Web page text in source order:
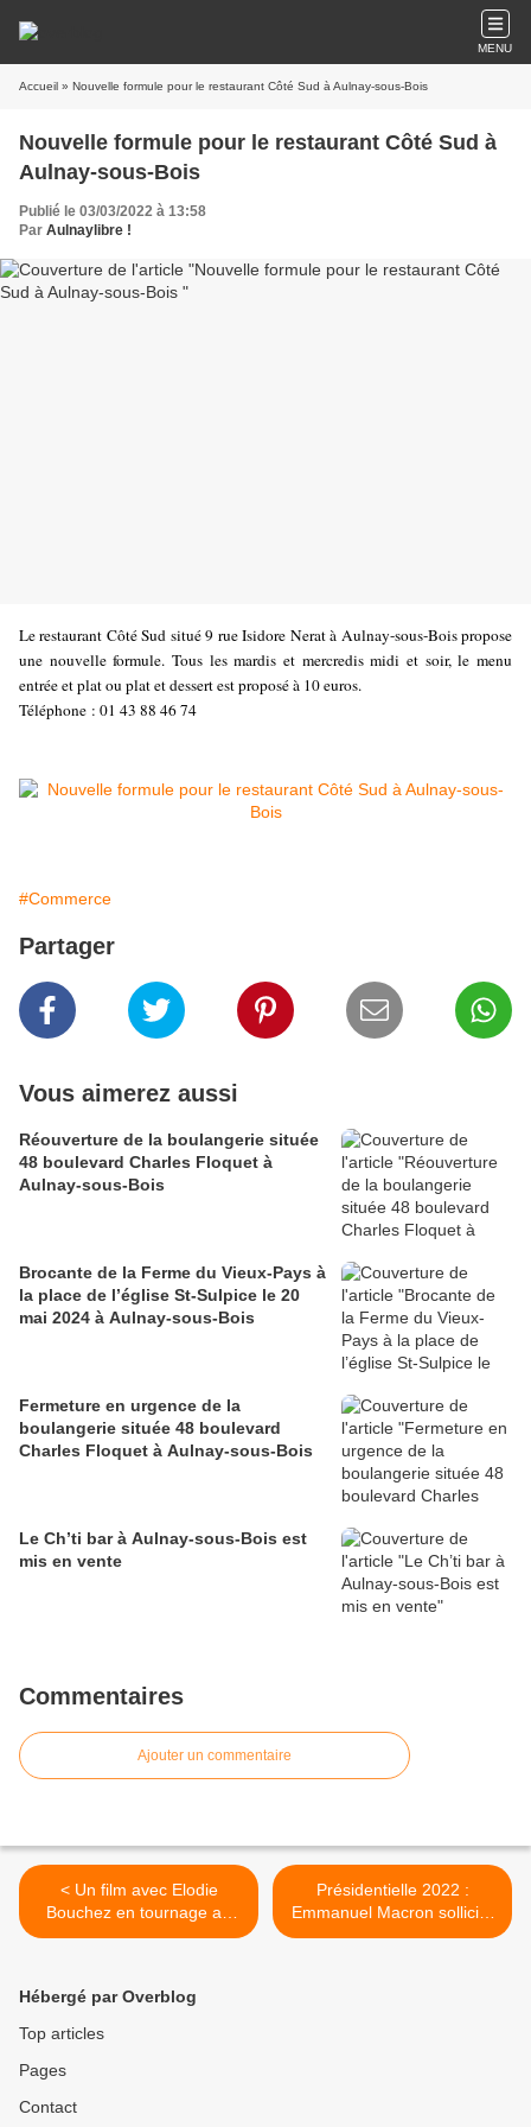
MENU
Accueil » Nouvelle formule pour le restaurant Côté Sud à Aulnay-sous-Bois
Nouvelle formule pour le restaurant Côté Sud à
Aulnay-sous-Bois
Publié le 03/03/2022 à 13:58
Par Aulnaylibre !
Le restaurant Côté Sud situé 9 rue Isidore Nerat à Aulnay-sous-Bois propose
une nouvelle formule. Tous les mardis et mercredis midi et soir, le menu
entrée et plat ou plat et dessert est proposé à 10 euros.
Téléphone : 01 43 88 46 74
#Commerce
Partager
Vous aimerez aussi
Réouverture de la boulangerie située
48 boulevard Charles Floquet à
Aulnay-sous-Bois
Brocante de la Ferme du Vieux-Pays à
la place de l’église St-Sulpice le 20
mai 2024 à Aulnay-sous-Bois
Fermeture en urgence de la
boulangerie située 48 boulevard
Charles Floquet à Aulnay-sous-Bois
Le Ch’ti bar à Aulnay-sous-Bois est
mis en vente
Commentaires
Ajouter un commentaire
< Un film avec Elodie
Bouchez en tournage au
Cora de Livry Gargan
Présidentielle 2022 :
Emmanuel Macron sollicite
la confiance des Français
Hébergé par Overblog
Top articles
Pages
Contact